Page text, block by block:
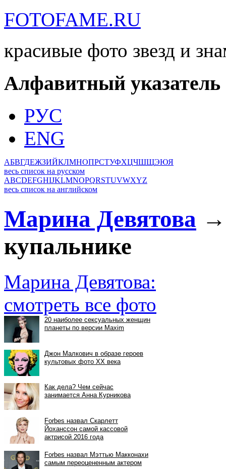
FOTOFAME.RU
красивые фото звезд и
Алфавитный указатель
РУС
ENG
АБВГДЕЖЗИЙКЛМНОПРСТУФХЦЧШЩЭЮЯ
весь список на русском
ABCDEFGHIJKLMNOPQRSTUVWXYZ
весь список на английском
Марина Девятова →
купальнике
Марина Девятова:
смотреть все фото